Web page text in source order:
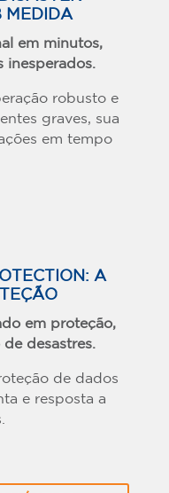
MEDIDA
em minutos,
inesperados.
robusto e
graves, sua
em tempo
A
em proteção,
desastres.
de dados
e resposta a